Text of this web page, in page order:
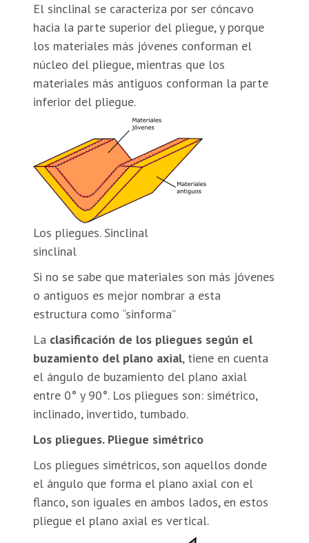
El sinclinal se caracteriza por ser cóncavo
hacia la parte superior del pliegue, y porque
los materiales más jóvenes conforman el
núcleo del pliegue, mientras que los
materiales más antiguos conforman la parte
inferior del pliegue.
Los pliegues. Sinclinal
sinclinal
Si no se sabe que materiales son más jóvenes
o antiguos es mejor nombrar a esta
estructura como “sinforma”
La clasificación de los pliegues según el
buzamiento del plano axial, tiene en cuenta
el ángulo de buzamiento del plano axial
entre 0° y 90°. Los pliegues son: simétrico,
inclinado, invertido, tumbado.
Los pliegues. Pliegue simétrico
Los pliegues simétricos, son aquellos donde
el ángulo que forma el plano axial con el
flanco, son iguales en ambos lados, en estos
pliegue el plano axial es vertical.